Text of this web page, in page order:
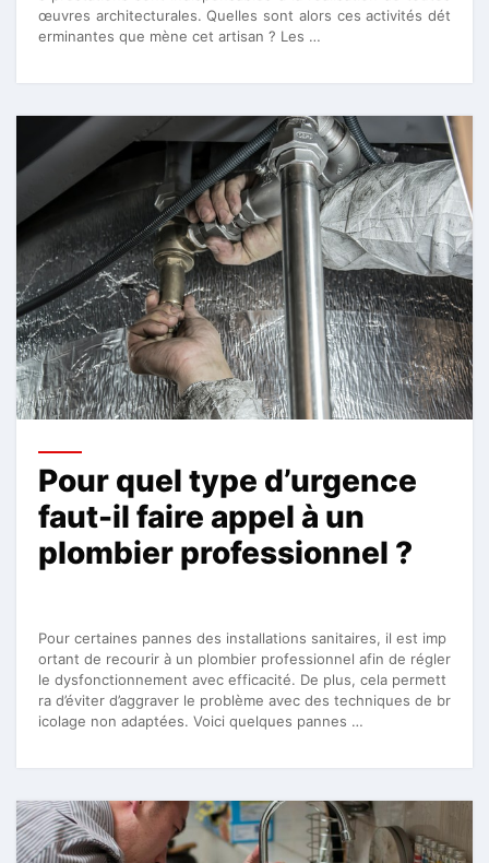
œuvres architecturales. Quelles sont alors ces activités dét
erminantes que mène cet artisan ? Les …
Pour quel type d’urgence
faut-il faire appel à un
plombier professionnel ?
Pour certaines pannes des installations sanitaires, il est imp
ortant de recourir à un plombier professionnel afin de régler
le dysfonctionnement avec efficacité. De plus, cela permett
ra d’éviter d’aggraver le problème avec des techniques de br
icolage non adaptées. Voici quelques pannes …